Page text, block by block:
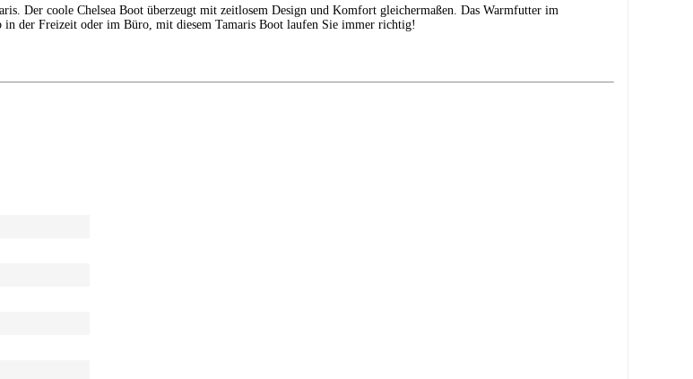
Der coole Chelsea Boot überzeugt mit zeitlosem Design und Komfort gleichermaßen. Das Warmfutter im
in der Freizeit oder im Büro, mit diesem Tamaris Boot laufen Sie immer richtig!